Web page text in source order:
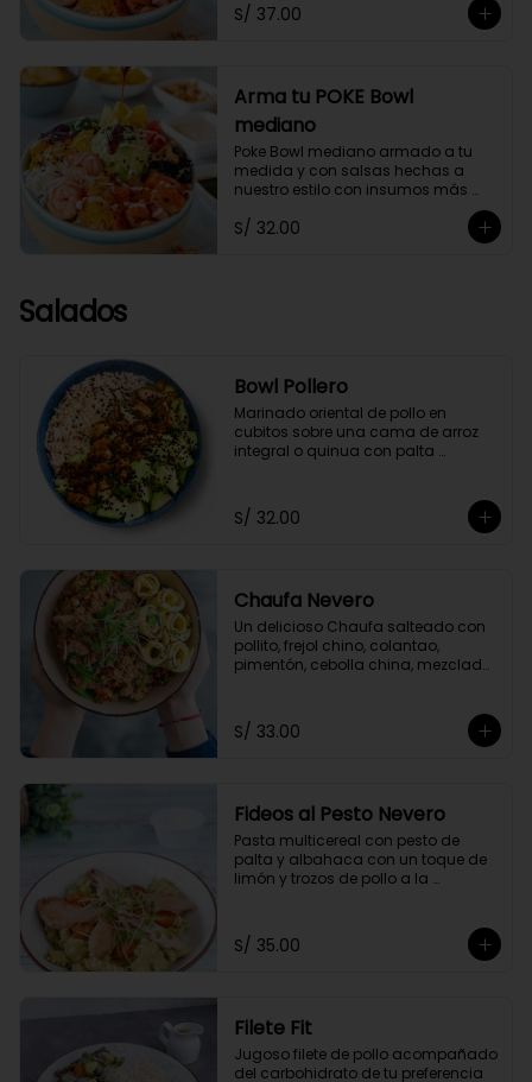
S/ 37.00
Arma tu POKE Bowl
mediano
Poke Bowl mediano armado a tu
medida y con salsas hechas a
nuestro estilo con insumos más
S/ 32.00
Salados
Bowl Pollero
Marinado oriental de pollo en
cubitos sobre una cama de arroz
integral o quinua con palta
soya.
S/ 32.00
Chaufa Nevero
Un delicioso Chaufa salteado con
pollito, frejol chino, colantao,
pimentón, cebolla china, mezclado
tortilla de huevo
S/ 33.00
Fideos al Pesto Nevero
Pasta multicereal con pesto de
palta y albahaca con un toque de
limón y trozos de pollo a la
parmesano.
S/ 35.00
Filete Fit
Jugoso filete de pollo acompañado
del carbohidrato de tu preferencia